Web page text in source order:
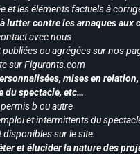
et les éléments factuels à
lutter contre les arnaques aux
avec nous
ou agrégées sur nos
sur Figurants.com
mises en
du spectacle, etc…
b ou autre
et intermittents du
sur le site.
et élucider la nature des